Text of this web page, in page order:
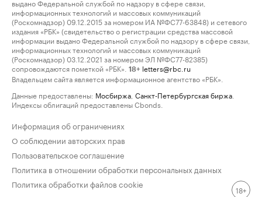
выдано Федеральной службой по надзору в сфере связи,
информационных технологий и массовых коммуникаций
(Роскомнадзор) 09.12.2015 за номером ИА №ФС77-63848) и сетевого
издания «РБК» (свидетельство о регистрации средства массовой
информации выдано Федеральной службой по надзору в сфере связи,
информационных технологий и массовых коммуникаций
(Роскомнадзор) 03.12.2021 за номером ЭЛ №ФС77-82385)
сопровождаются пометкой «РБК».
18+ letters@rbc.ru
Владельцем сайта является информационное агентство «РБК».
Данные предоставлены: Мосбиржа Санкт-Петербургская биржа
Индексы облигаций предоставлены Cbonds.
Информация об ограничениях
О соблюдении авторских прав
Пользовательское соглашение
Политика в отношении обработки персональных данных
Политика обработки файлов cookie
18+